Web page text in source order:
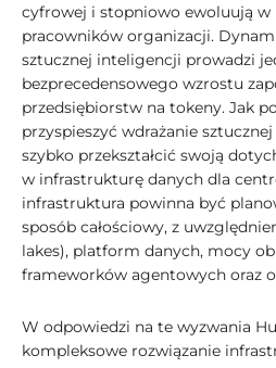
cyfrowej i stopniowo ewoluują
pracowników organizacji.
sztucznej inteligencji prowadzi
bezprecedensowego wzrostu
przedsiębiorstw na tokeny. Jak
przyspieszyć wdrażanie
szybko przekształcić swoją
w infrastrukturę danych dla
infrastruktura powinna być
sposób całościowy, z
lakes), platform danych, mocy
frameworków agentowych oraz
W odpowiedzi na te wyzwania
kompleksowe rozwiązanie